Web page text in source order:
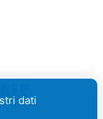
dati